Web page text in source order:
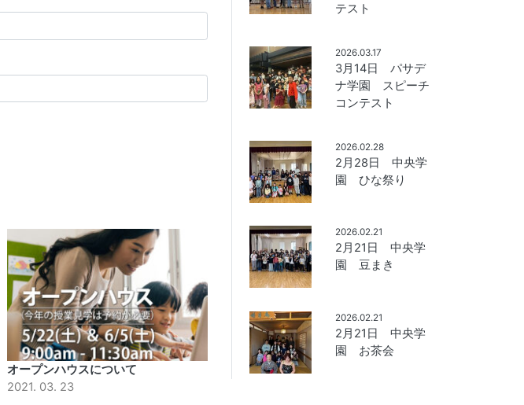
オープンハウスについて
2021. 03. 23
テスト
2026.03.17
3月14日 パサデ
ナ学園 スピーチ
コンテスト
2026.02.28
2月28日 中央学
園 ひな祭り
2026.02.21
2月21日 中央学
園 豆まき
2026.02.21
2月21日 中央学
園 お茶会